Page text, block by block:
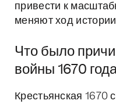
привести к
меняют ход
Что было
войны 1670
Крестьянская 1670